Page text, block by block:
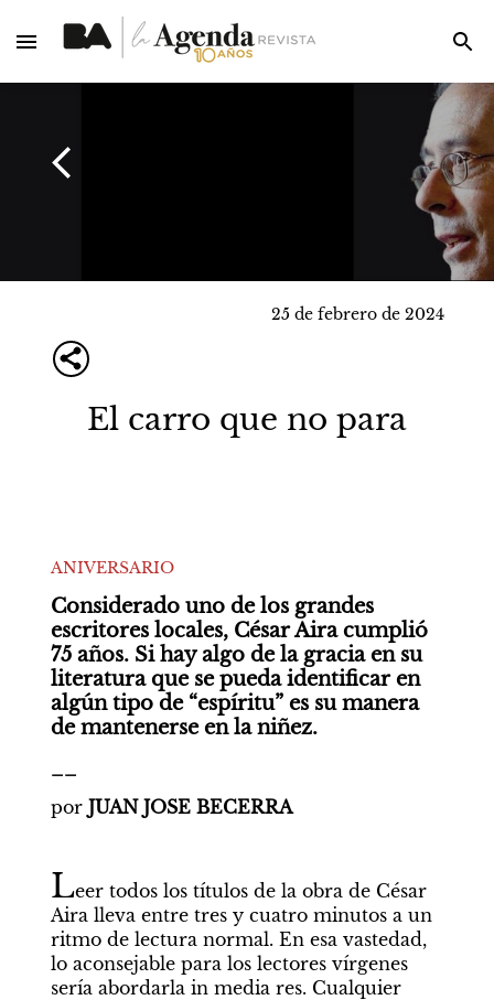
25 de febrero de 2024
El carro que no para
ANIVERSARIO
Considerado uno de los grandes
escritores locales, César Aira cumplió
75 años. Si hay algo de la gracia en su
literatura que se pueda identificar en
algún tipo de “espíritu” es su manera
de mantenerse en la niñez.
por JUAN JOSE BECERRA
Leer todos los títulos de la obra de César
Aira lleva entre tres y cuatro minutos a un
ritmo de lectura normal. En esa vastedad,
lo aconsejable para los lectores vírgenes
sería abordarla in media res. Cualquier